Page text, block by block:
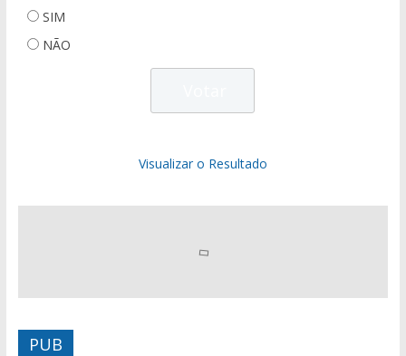
SIM
NÃO
Visualizar o Resultado
PUB